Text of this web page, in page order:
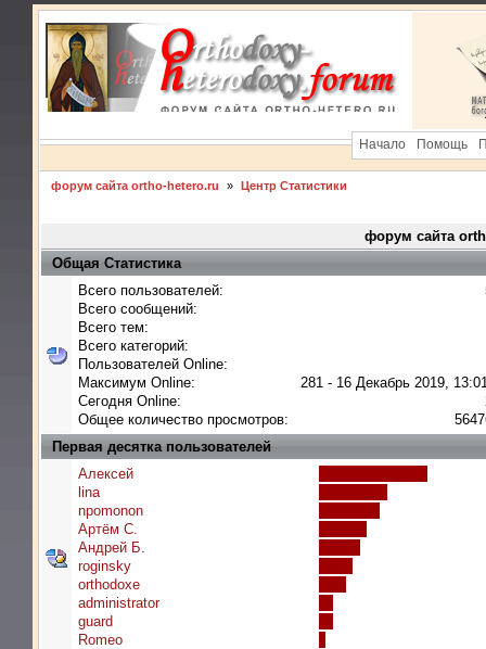
Начало Помощь
форум сайта ortho-hetero.ru » Центр Статистики
форум сайта
Общая Статистика
Всего пользователей:
Всего сообщений:
Всего тем:
Всего категорий:
Пользователей Online:
Максимум Online:
281 - 16 Декабрь 2019,
Сегодня Online:
Общее количество просмотров:
Первая десятка пользователей
Алексей
lina
npomonon
Артём С.
Андрей Б.
roginsky
orthodoxe
administrator
guard
Romeo